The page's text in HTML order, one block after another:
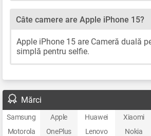
Câte camere are Apple iPhone 15?
Apple iPhone 15 are Cameră duală
simplă pentru selfie.
Mărci
Samsung Apple Huawei Xiaomi
Motorola
OnePlus Lenovo Nokia